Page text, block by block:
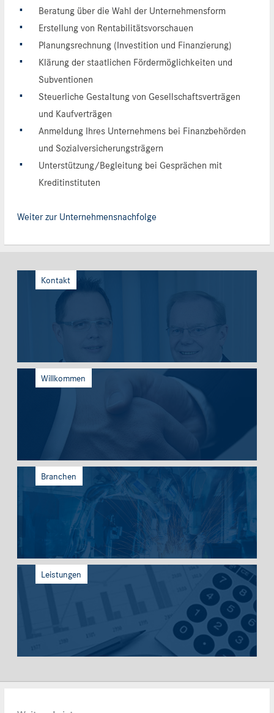
Beratung über die Wahl der Unternehmensform
Erstellung von Rentabilitätsvorschauen
Planungsrechnung (Investition und Finanzierung)
Klärung der staatlichen Fördermöglichkeiten und
Subventionen
Steuerliche Gestaltung von Gesellschaftsverträgen
und Kaufverträgen
Anmeldung Ihres Unternehmens bei Finanzbehörden
und Sozialversicherungsträgern
Unterstützung/Begleitung bei Gesprächen mit
Kreditinstituten
Weiter zur Unternehmensnachfolge
Kontakt
Willkommen
Branchen
Leistungen